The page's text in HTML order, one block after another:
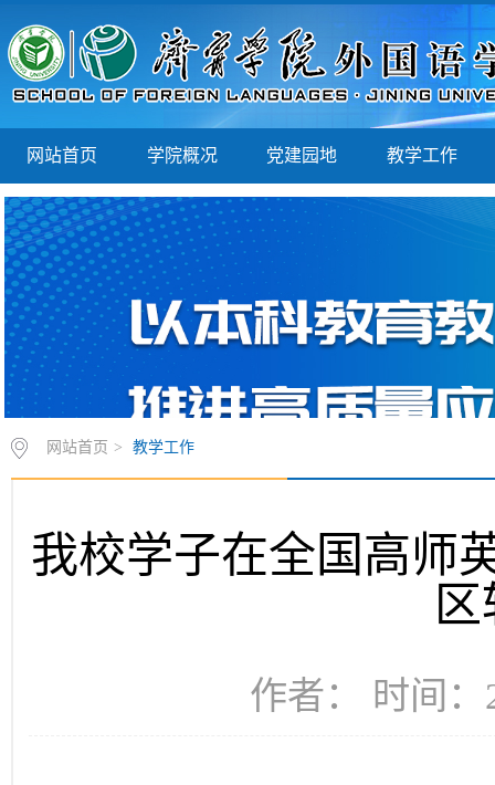
网站首页 学院概况 党建园地 教学工作
网站首页 > 教学工作
我校学子在全国高师
作者： 时间：